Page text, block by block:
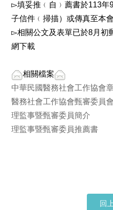
▻填妥推﹙自﹚薦書於113年
子信件﹙掃描）或傳真至本會
▻相關公文及表單已於8月初
網下載
相關檔案
中華民國醫務社會工作協會
醫務社會工作協會甄審委員
理監事暨甄審委員簡介
理監事暨甄審委員推薦書
回